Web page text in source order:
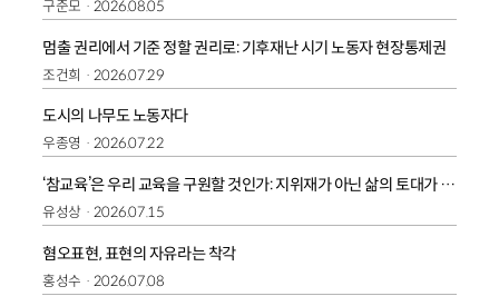
구준모 2026.08.05
멈출 권리에서 기준 정할 권리로: 기후재난 시기 노동자 현장통제권
조건희 2026.07.29
도시의 나무도 노동자다
우종영 2026.07.22
‘참교육’은 우리 교육을 구원할 것인가: 지위재가 아닌 삶의 토대가 되는 교육
유성상 2026.07.15
혐오표현, 표현의 자유라는 착각
홍성수 2026.07.08